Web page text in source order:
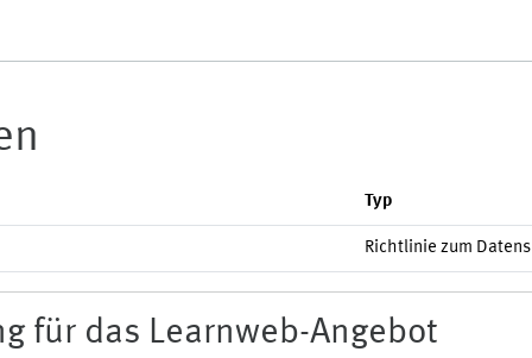
Typ
Richtlinie zum
für das Learnweb-Angebot